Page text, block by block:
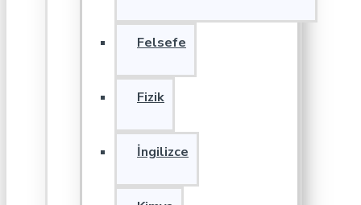
Felsefe
Fizik
İngilizce